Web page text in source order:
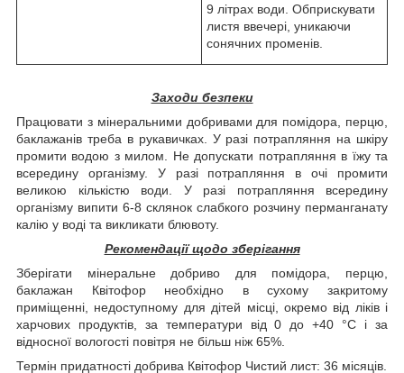
9 літрах води. Обприскувати
листя ввечері, уникаючи
сонячних променів.
Заходи безпеки
Працювати з мінеральними добривами для помідора, перцю,
баклажанів треба в рукавичках. У разі потрапляння на шкіру
промити водою з милом. Не допускати потрапляння в їжу та
всередину організму. У разі потрапляння в очі промити
великою кількістю води. У разі потрапляння всередину
організму випити 6-8 склянок слабкого розчину перманганату
калію у воді та викликати блювоту.
Рекомендації щодо зберігання
Зберігати мінеральне добриво для помідора, перцю,
баклажан Квітофор необхідно в сухому закритому
приміщенні, недоступному для дітей місці, окремо від ліків і
харчових продуктів, за температури від 0 до +40 °C і за
відносної вологості повітря не більш ніж 65%.
Термін придатності добрива Квітофор Чистий лист: 36 місяців.